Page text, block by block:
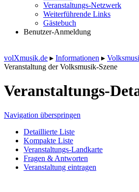
Veranstaltungs-Netzwerk
Weiterführende Links
Gästebuch
Benutzer-Anmeldung
volXmusik.de ▸ Informationen ▸
Veranstaltung der Volksmusik-Szene
Veranstaltungs-
Navigation überspringen
Detaillierte Liste
Kompakte Liste
Veranstaltungs-Landkarte
Fragen & Antworten
Veranstaltung eintragen